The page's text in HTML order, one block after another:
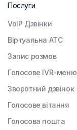
Послуги
VoIP Дзвінки
Віртуальна АТС
Запис розмов
Голосове IVR-меню
Зворотний дзвінок
Голосове вітання
Голосова пошта